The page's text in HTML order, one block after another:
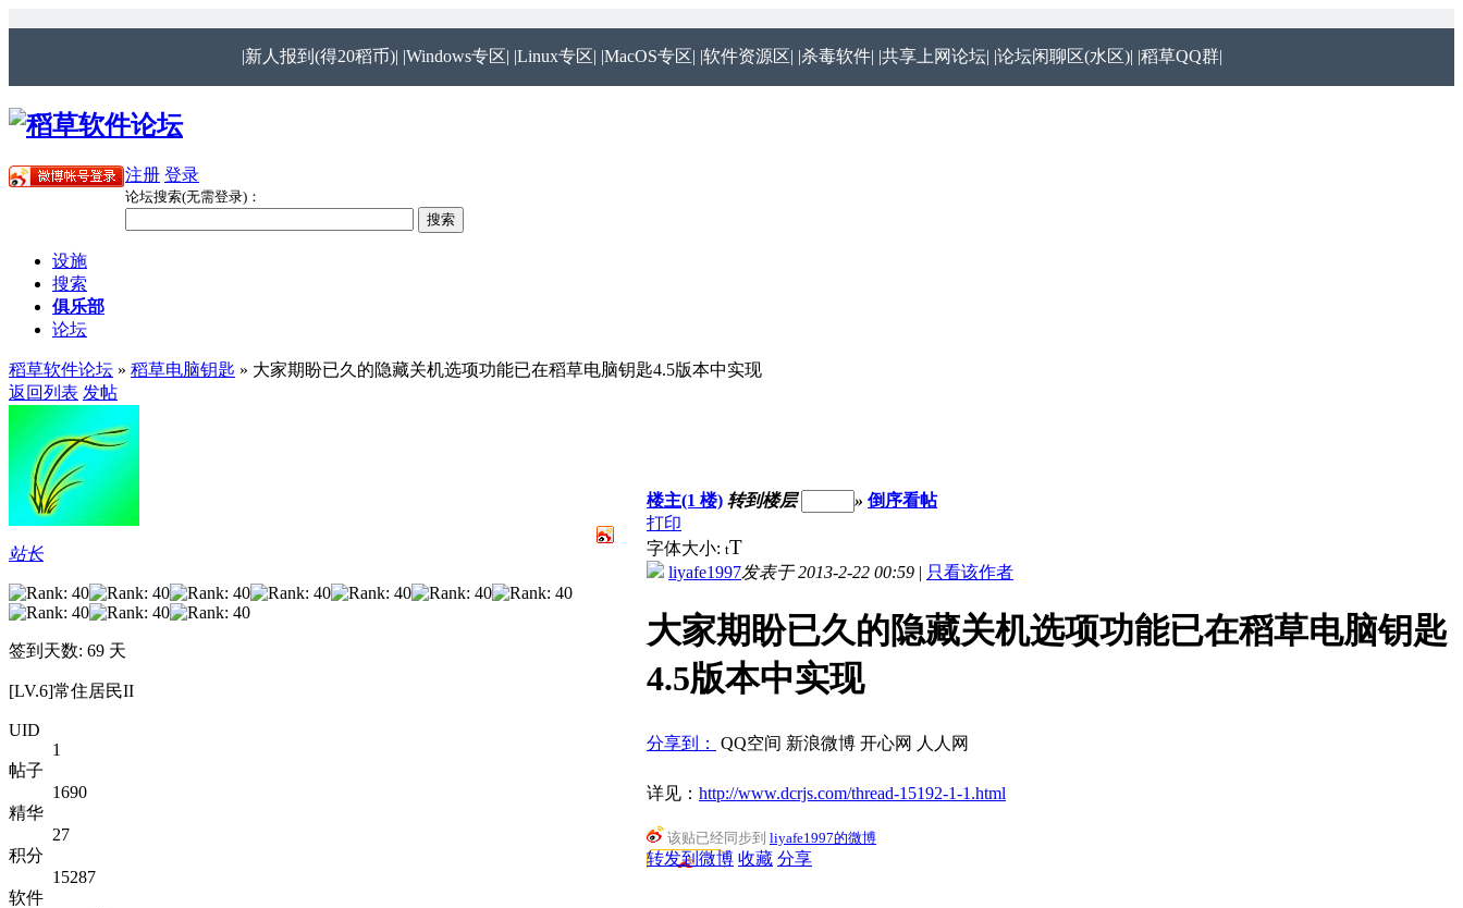
|新人报到(得20稻币)| |Windows专区| |Linux专区| |MacOS专区| |软件资源区| |杀毒软件| |共享上网论坛| |论坛闲聊区(水区)| |稻草QQ群|
注册 登录
论坛搜索(无需登录)：
设施
搜索
俱乐部
论坛
稻草软件论坛 » 稻草电脑钥匙 » 大家期盼已久的隐藏关机选项功能已在稻草电脑钥匙4.5版本中实现
返回列表 发帖
站长
签到天数: 69 天
[LV.6]常住居民II
UID
1
帖子
1690
精华
27
积分
15287
软件
楼主(1 楼) 转到楼层 » 倒序看帖
打印
字体大小: tT
liyafe1997发表于 2013-2-22 00:59 | 只看该作者
大家期盼已久的隐藏关机选项功能已在稻草电脑钥匙
4.5版本中实现
分享到： QQ空间 新浪微博 开心网 人人网
详见： http://www.dcrjs.com/thread-15192-1-1.html
该贴已经同步到 liyafe1997的微博
转发到微博 收藏 分享